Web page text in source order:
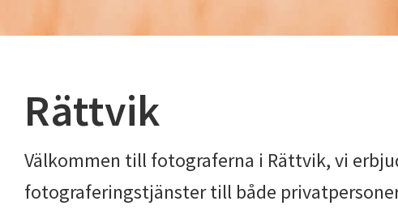
Rättvik
Välkommen till fotograferna i Rättvik, vi
fotograferingstjänster till både